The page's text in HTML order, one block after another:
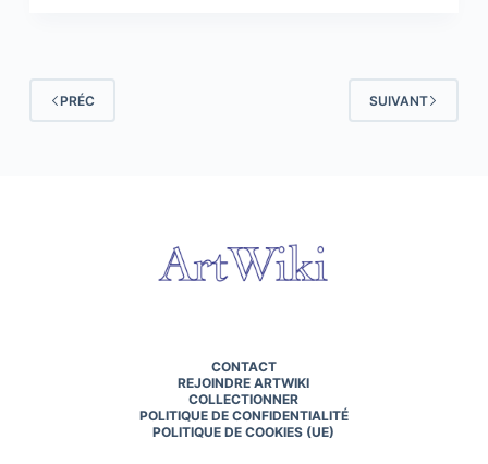
PRÉC SUIVANT
CONTACT
REJOINDRE ARTWIKI
COLLECTIONNER
POLITIQUE DE CONFIDENTIALITÉ
POLITIQUE DE COOKIES (UE)